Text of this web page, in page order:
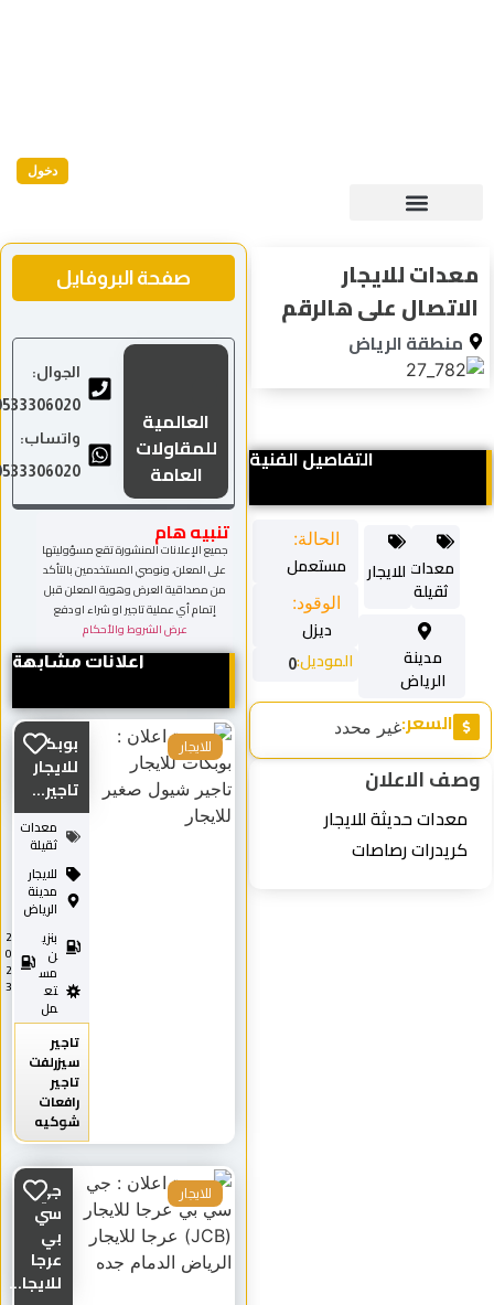
دخول
معدات للايجار
الاتصال على هالرقم
منطقة الرياض
التفاصيل الفنية
الحالة:
مستعمل
الوقود:
ديزل
الموديل:0
مدينة
الرياض
معدات
ثقيلة
للايجار
السعر:غير محدد
وصف الاعلان
معدات حديثة للايجار
كريدرات رصاصات
صفحة البروفايل
العالمية
للمقاولات
العامة
الجوال:
0533306020
واتساب:
0533306020
تنبيه هام
جميع الإعلانات المنشورة تقع مسؤوليتها
على المعلن، ونوصي المستخدمين بالتأكد
من مصداقية العرض وهوية المعلن قبل
إتمام أي عملية تاجير او شراء او دفع
عرض الشروط والأحكام
اعلانات مشابهة
بوبكات
للايجار
تاجير...
معدات
ثقيلة
للايجار
مدينة
الرياض
بنزي
ن
مس
تع
مل
تاجير
سيزرلفت
تاجير
رافعات
شوكيه
للايجار
جي
سي
بي
عرجا
للايجا...
للايجار